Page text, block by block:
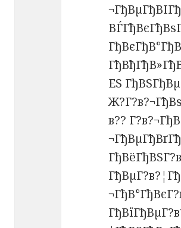
ЕЅ
в??